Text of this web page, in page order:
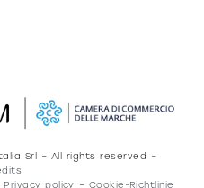
Srl – All rights reserved –
Privacy policy – Cookie-Richtlinie